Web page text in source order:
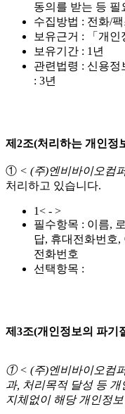
동의를 받는 등 필
수집방법 : 전화/팩
보유근거 : 「개
보유기간 : 1년
관련법령 : 신용정
: 3년
제2조(처리하는 개인정
① < (주)엔비바이오컴
처리하고 있습니다.
1< - >
필수항목 : 이름,
답, 휴대전화번호,
전화번호
선택항목 :
제3조(개인정보의 파기
① < (주)엔비바이오컴
과, 처리목적 달성 등
지체없이 해당 개인정